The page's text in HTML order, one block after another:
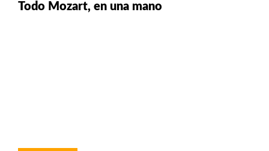
Todo Mozart, en una mano